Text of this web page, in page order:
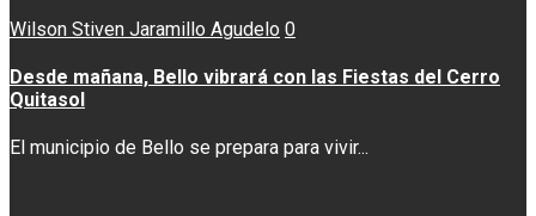
Wilson Stiven Jaramillo Agudelo 0
Desde mañana, Bello vibrará con las Fiestas del Cerro
Quitasol
El municipio de Bello se prepara para vivir...